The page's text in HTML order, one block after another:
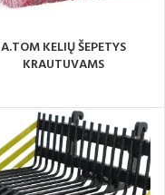
A.TOM KELIŲ ŠEPETYS
KRAUTUVAMS